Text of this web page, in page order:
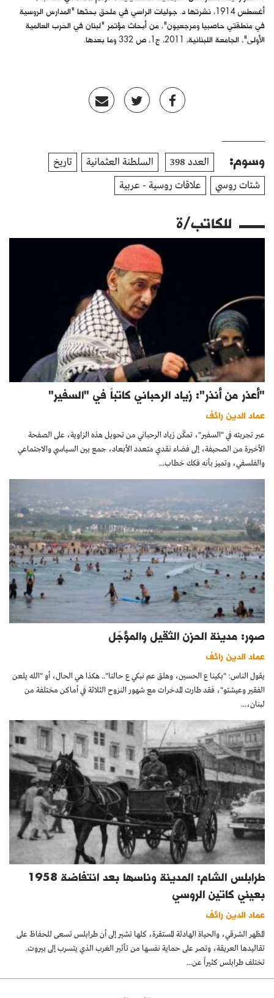
أغسطس 1914، نشرتها د. جوليات الراسي في ملحق بحثها "المدارس الروسية
في منطقتي حاصبيا ومرجعيون"، من أبحاث مؤتمر "لبنان في الحرب العالمية
الأولى"، الجامعة اللبنانية، 2011، ج1، ص 332 وما بعدها.
وسوم: العدد 398 السلطنة العثمانية
تاريخ
شتات روسي
علاقات روسية - عربية
للكاتب/ة
"أعذر من أنذر": زياد الرحباني كاتباً في "السفير"
عماد الدين رائف
عبر تجربته في "السفير"، تمكّن زياد الرحباني من تحويل هذه الزاوية، على الصفحة
الأخيرة من الصحيفة، إلى فضاء نقدي متعدد الأبعاد، جمع بين السياسي والاجتماعي
والفلسفي، وتميز بأنه فكك خطاب...
صور: مدينة الحزن الثقيل والمؤجّل
عماد الدين رائف
يقول الناس: "بكينا ع الحسين، وهلق عم نبكي ع حالنا".. هكذا هي الحال، أو "الله يلعن
الفقير وعيشتو"، فقد طارت المدخرات مع شهور النزوح الثلاثة في أماكن مختلفة من
لبنان،...
طرابلس الشام: المدينة وناسها بعد انتفاضة 1958
بعيني كاتين الروسي
عماد الدين رائف
المظهر الشرقي، والحياة الهادئة المستقرة، كلها تشير إلى أن طرابلس تسعى للحفاظ على
تقاليدها العريقة، وتصر على حماية نفسها من تأثير الغرب الذي يتسرب إلى بيروت.
تختلف طرابلس كثيراً عن...